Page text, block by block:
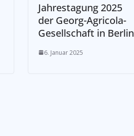
Jahrestagung 2025
der Georg-Agricola-
Gesellschaft in Berlin
6. Januar 2025